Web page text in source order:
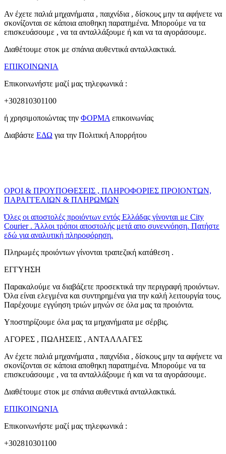
Αν έχετε παλιά μηχανήματα , παιχνίδια , δίσκους μην τα αφήνετε να
σκονίζονται σε κάποια αποθηκη παρατημένα. Μπορούμε να τα
επισκευάσουμε , να τα ανταλλάξουμε ή και να τα αγοράσουμε.
Διαθέτουμε στοκ με σπάνια αυθεντικά ανταλλακτικά.
ΕΠΙΚΟΙΝΩΝΙΑ
Επικοινωνήστε μαζί μας τηλεφωνικά :
+302810301100
ή χρησιμοποιώντας την ΦΟΡΜΑ επικοινωνίας
Διαβάστε ΕΔΩ για την Πολιτική Απορρήτου
ΟΡΟΙ & ΠΡΟΥΠΟΘΕΣΕΙΣ , ΠΛΗΡΟΦΟΡΙΕΣ ΠΡΟΙΟΝΤΩΝ,
ΠΑΡΑΓΓΕΛΙΩΝ & ΠΛΗΡΩΜΩΝ
Όλες οι αποστολές προιόντων εντός Ελλάδας γίνονται με City
Courier . Άλλοι τρόποι αποστολής μετά απο συνεννόηση. Πατήστε
εδώ για αναλυτική πληροφόρηση.
Πληρωμές προιόντων γίνονται τραπεζική κατάθεση .
ΕΓΓΥΗΣΗ
Παρακαλούμε να διαβάζετε προσεκτικά την περιγραφή προιόντων.
Όλα είναι ελεγμένα και συντηρημένα για την καλή λειτουργία τους.
Παρέχουμε εγγύηση τριών μηνών σε όλα μας τα προιόντα.
Υποστηρίζουμε όλα μας τα μηχανήματα με σέρβις.
ΑΓΟΡΕΣ , ΠΩΛΗΣΕΙΣ , ΑΝΤΑΛΛΑΓΕΣ
Αν έχετε παλιά μηχανήματα , παιχνίδια , δίσκους μην τα αφήνετε να
σκονίζονται σε κάποια αποθηκη παρατημένα. Μπορούμε να τα
επισκευάσουμε , να τα ανταλλάξουμε ή και να τα αγοράσουμε.
Διαθέτουμε στοκ με σπάνια αυθεντικά ανταλλακτικά.
ΕΠΙΚΟΙΝΩΝΙΑ
Επικοινωνήστε μαζί μας τηλεφωνικά :
+302810301100